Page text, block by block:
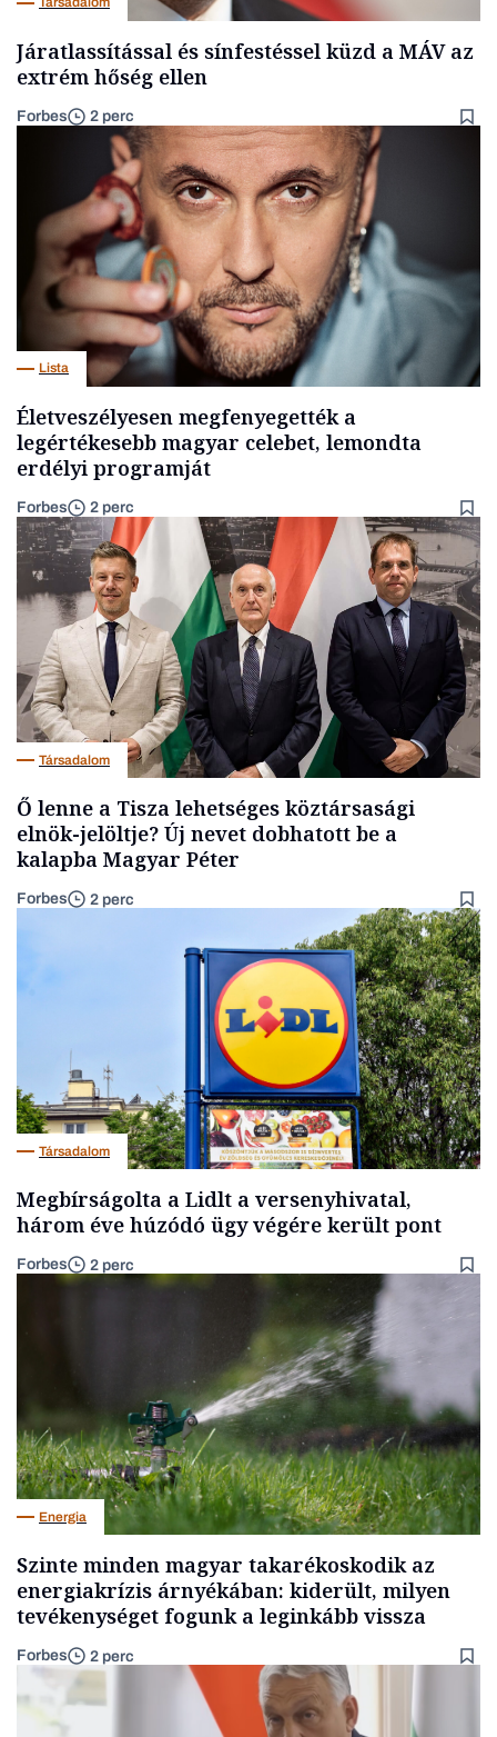
Járatlassítással és sínfestéssel küzd a MÁV az
extrém hőség ellen
Forbes 2 perc
Lista
Életveszélyesen megfenyegették a
legértékesebb magyar celebet, lemondta
erdélyi programját
Forbes 2 perc
Társadalom
Ő lenne a Tisza lehetséges köztársasági
elnök-jelöltje? Új nevet dobhatott be a
kalapba Magyar Péter
Forbes 2 perc
Társadalom
Megbírságolta a Lidlt a versenyhivatal,
három éve húzódó ügy végére került pont
Forbes 2 perc
Energia
Szinte minden magyar takarékoskodik az
energiakrízis árnyékában: kiderült, milyen
tevékenységet fogunk a leginkább vissza
Forbes 2 perc